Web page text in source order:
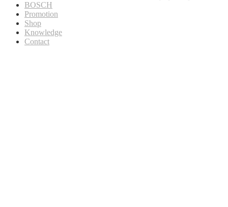
BOSCH
Promotion
Shop
Knowledge
Contact